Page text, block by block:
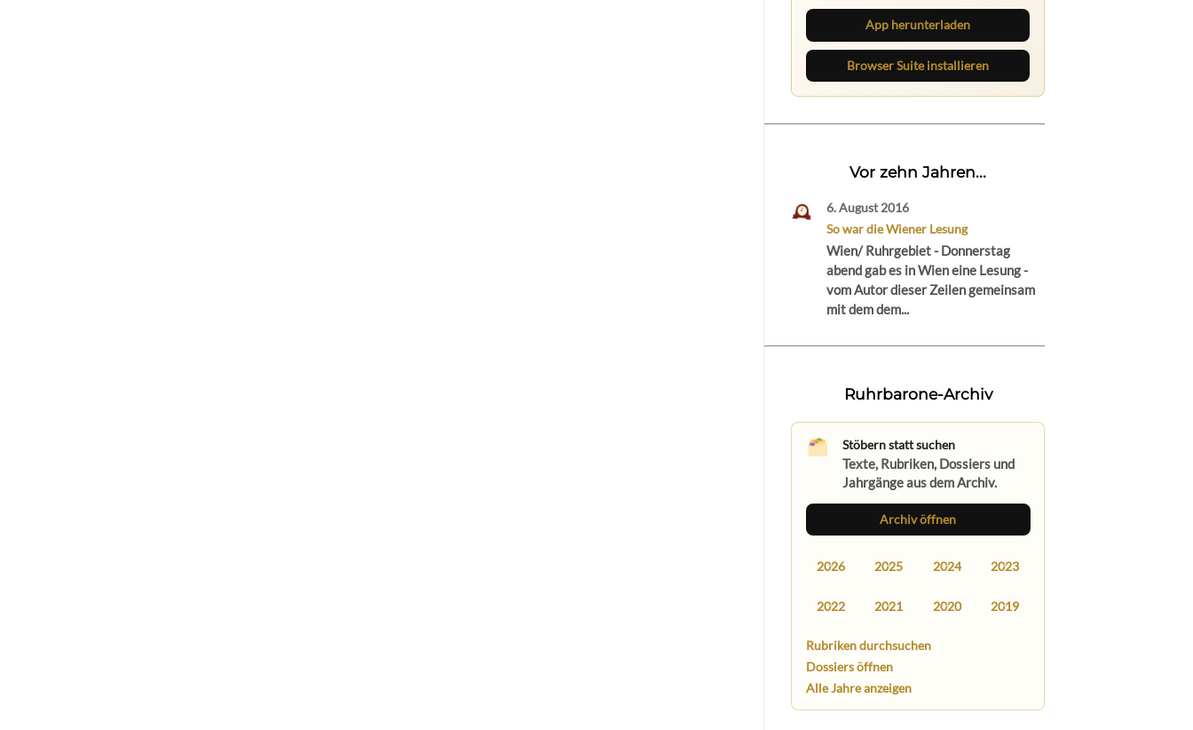
direkt im Browser im Blick.
App herunterladen
Browser Suite installieren
Vor zehn Jahren...
6. August 2016
So war die Wiener Lesung
Wien/ Ruhrgebiet - Donnerstag
abend gab es in Wien eine Lesung -
vom Autor dieser Zeilen gemeinsam
mit dem dem...
Ruhrbarone-Archiv
Stöbern statt suchen
Texte, Rubriken, Dossiers und
Jahrgänge aus dem Archiv.
Archiv öffnen
2026 2025 2024 2023
2022 2021 2020 2019
Rubriken durchsuchen
Dossiers öffnen
Alle Jahre anzeigen